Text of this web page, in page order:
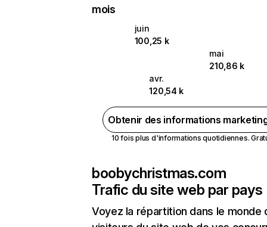
mois
juin
100,25 k
mai
210,86 k
avr.
120,54 k
Obtenir des informations
10 fois plus d'informations quotidiennes.
boobychristmas.com
Trafic du site web par pays
Voyez la répartition dans le monde